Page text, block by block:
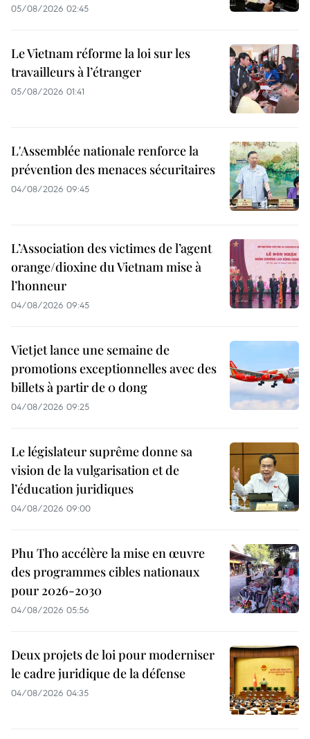
05/08/2026 02:45
Le Vietnam réforme la loi sur les
travailleurs à l’étranger
05/08/2026 01:41
L'Assemblée nationale renforce la
prévention des menaces sécuritaires
04/08/2026 09:45
L’Association des victimes de l’agent
orange/dioxine du Vietnam mise à
l’honneur
04/08/2026 09:45
Vietjet lance une semaine de
promotions exceptionnelles avec des
billets à partir de 0 dong
04/08/2026 09:25
Le législateur suprême donne sa
vision de la vulgarisation et de
l’éducation juridiques
04/08/2026 09:00
Phu Tho accélère la mise en œuvre
des programmes cibles nationaux
pour 2026-2030
04/08/2026 05:56
Deux projets de loi pour moderniser
le cadre juridique de la défense
04/08/2026 04:35